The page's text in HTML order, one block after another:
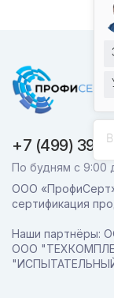
+7 (499) 391-
По будням с 9:00
ООО
сертификация
Наши партнёры:
ООО